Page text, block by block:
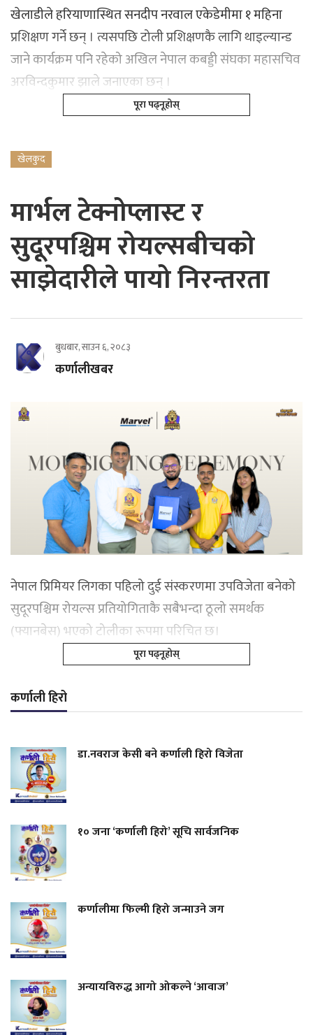
खेलाडीले हरियाणास्थित सनदीप नरवाल एकेडेमीमा १ महिना
प्रशिक्षण गर्ने छन् । त्यसपछि टोली प्रशिक्षणकै लागि थाइल्यान्ड
जाने कार्यक्रम पनि रहेको अखिल नेपाल कबड्डी संघका महासचिव
अरविन्दकुमार झाले जनाएका छन् ।
पूरा पढ्नूहोस्
खेलकुद
मार्भल टेक्नोप्लास्ट र
सुदूरपश्चिम रोयल्सबीचको
साझेदारीले पायो निरन्तरता
बुधबार, साउन ६, २०८३
कर्णालीखबर
नेपाल प्रिमियर लिगका पहिलो दुई संस्करणमा उपविजेता बनेको
सुदूरपश्चिम रोयल्स प्रतियोगिताकै सबैभन्दा ठूलो समर्थक
(फ्यानबेस) भएको टोलीका रूपमा परिचित छ।
पूरा पढ्नूहोस्
कर्णाली हिरो
डा.नवराज केसी बने कर्णाली हिरो विजेता
१० जना ‘कर्णाली हिरो’ सूचि सार्वजनिक
कर्णालीमा फिल्मी हिरो जन्माउने जग
अन्यायविरुद्ध आगो ओकल्ने ‘आवाज’